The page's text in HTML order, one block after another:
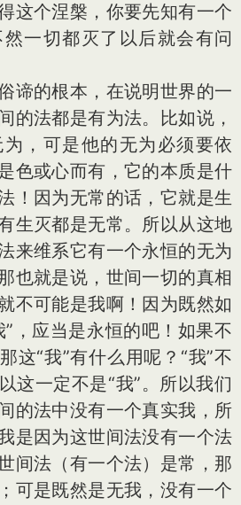
这个涅槃，你要先知有一个
一切都灭了以后就会有问
的根本，在说明世界的一
的法都是有为法。比如说，
，可是他的无为必须要依
色或心而有，它的本质是什
！因为无常的话，它就是生
生灭都是无常。所以从这地
来维系它有一个永恒的无为
也就是说，世间一切的真相
不可能是我啊！因为既然如
，应当是永恒的吧！如果不
这“我”有什么用呢？“我”不
这一定不是“我”。所以我们
的法中没有一个真实我，所
是因为这世间法没有一个法
间法（有一个法）是常，那
可是既然是无我，没有一个